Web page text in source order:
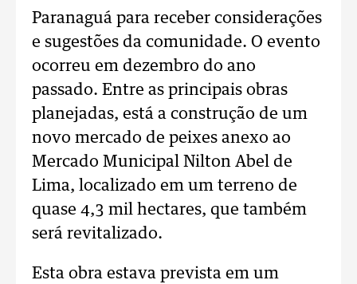
Paranaguá para receber considerações
e sugestões da comunidade. O evento
ocorreu em dezembro do ano
passado. Entre as principais obras
planejadas, está a construção de um
novo mercado de peixes anexo ao
Mercado Municipal Nilton Abel de
Lima, localizado em um terreno de
quase 4,3 mil hectares, que também
será revitalizado.
Esta obra estava prevista em um